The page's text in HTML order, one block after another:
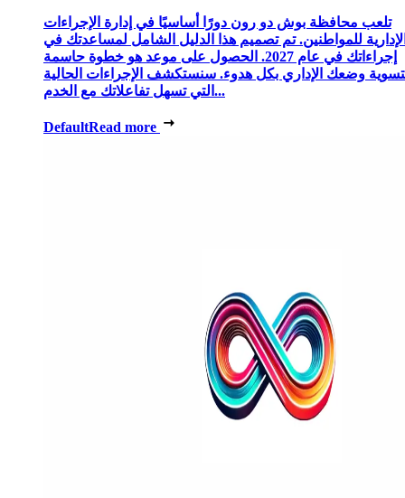
تلعب محافظة بوش دو رون دورًا أساسيًا في إدارة الإجراءات
للمواطنين. تم تصميم هذا الدليل الشامل لمساعدتك في
إجراءاتك في عام 2027. الحصول على موعد هو خطوة حاسمة
وضعك الإداري بكل هدوء. سنستكشف الإجراءات الحالية
التي تسهل تفاعلاتك مع الخدم...
DefaultRead more